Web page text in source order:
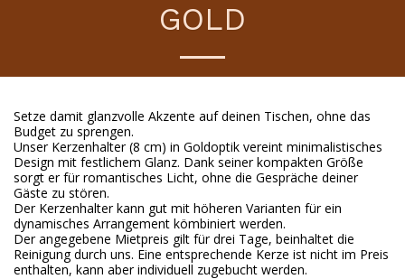
GOLD
Setze damit glanzvolle Akzente auf deinen Tischen, ohne das
Budget zu sprengen.
Unser Kerzenhalter (8 cm) in Goldoptik vereint minimalistisches
Design mit festlichem Glanz. Dank seiner kompakten Größe
sorgt er für romantisches Licht, ohne die Gespräche deiner
Gäste zu stören.
Der Kerzenhalter kann gut mit höheren Varianten für ein
dynamisches Arrangement kömbiniert werden.
Der angegebene Mietpreis gilt für drei Tage, beinhaltet die
Reinigung durch uns. Eine entsprechende Kerze ist nicht im Preis
enthalten, kann aber individuell zugebucht werden.